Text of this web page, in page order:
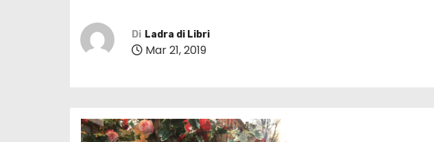
Di Ladra di Libri
Mar 21, 2019